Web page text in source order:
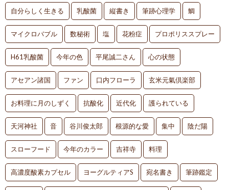
自分らしく生きる 乳酸菌 縦書き 筆跡心理学 鯛
マイクロバブル 数秘術 塩 花粉症 プロポリススプレー
H61乳酸菌 今年の色 平尾誠二さん 心の状態
アセアン諸国 ファン 口内フローラ 玄米元氣倶楽部
お料理に月のしずく 抗酸化 近代化 護られている
天河神社 音 谷川俊太郎 根源的な愛 集中 陰だ陽
スローフード 今年のカラー 吉祥寺 料理
高濃度酸素カプセル ヨーグルティアS 宛名書き 筆跡鑑定